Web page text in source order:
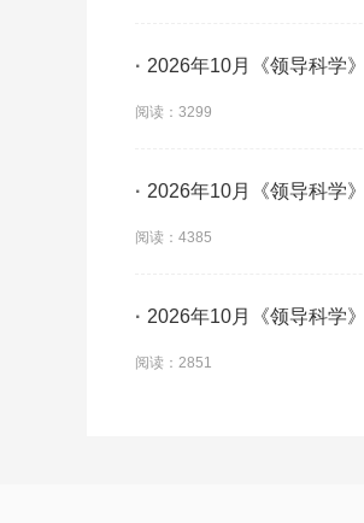
· 2026年10月《领导科学
阅读：3299
· 2026年10月《领导科学
阅读：4385
· 2026年10月《领导科学
阅读：2851